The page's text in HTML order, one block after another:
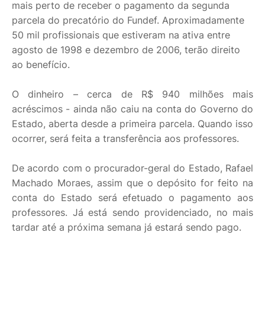
mais perto de receber o pagamento da segunda
parcela do precatório do Fundef. Aproximadamente
50 mil profissionais que estiveram na ativa entre
agosto de 1998 e dezembro de 2006, terão direito
ao benefício.
O dinheiro – cerca de R$ 940 milhões mais
acréscimos - ainda não caiu na conta do Governo do
Estado, aberta desde a primeira parcela. Quando isso
ocorrer, será feita a transferência aos professores.
De acordo com o procurador-geral do Estado, Rafael
Machado Moraes, assim que o depósito for feito na
conta do Estado será efetuado o pagamento aos
professores. Já está sendo providenciado, no mais
tardar até a próxima semana já estará sendo pago.